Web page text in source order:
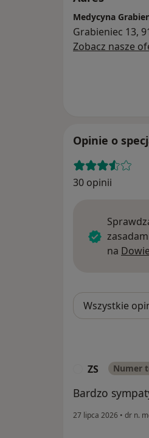
Medycyna
Grabieniec 13,
Zobacz nasze
Opinie o
30 opinii
na
ZS Numer
Bardzo
27 lipca 2026 • dr n.